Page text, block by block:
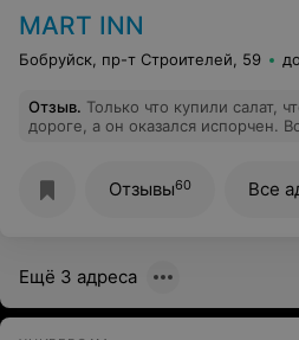
MART INN
Бобруйск, пр-т Строителей, 59
Отзыв. Только что купили салат,
дороге, а он оказался испорчен.
Отзывы60 Все
Ещё 3 адреса